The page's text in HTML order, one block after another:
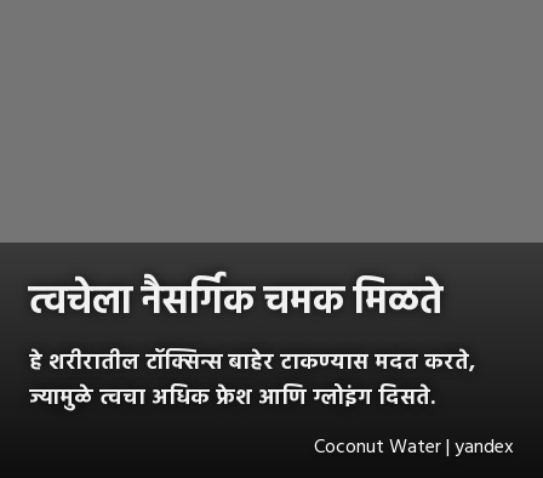
त्वचेला नैसर्गिक चमक मिळते
हे शरीरातील टॉक्सिन्स बाहेर टाकण्यास मदत करते,
ज्यामुळे त्वचा अधिक फ्रेश आणि ग्लोइंग दिसते.
Coconut Water | yandex